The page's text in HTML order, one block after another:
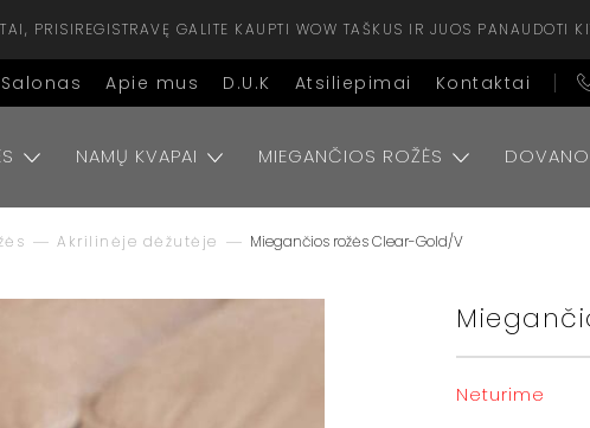
PRISIREGISTRAVĘ GALITE KAUPTI WOW TAŠKUS IR JUOS PANAUDOTI
Apie mus D.U.K Atsiliepimai Kontaktai
NAMŲ KVAPAI MIEGANČIOS ROŽĖS
Akrilinėje dėžutėje Miegančios rožės Clear-Gold/V
Neturime